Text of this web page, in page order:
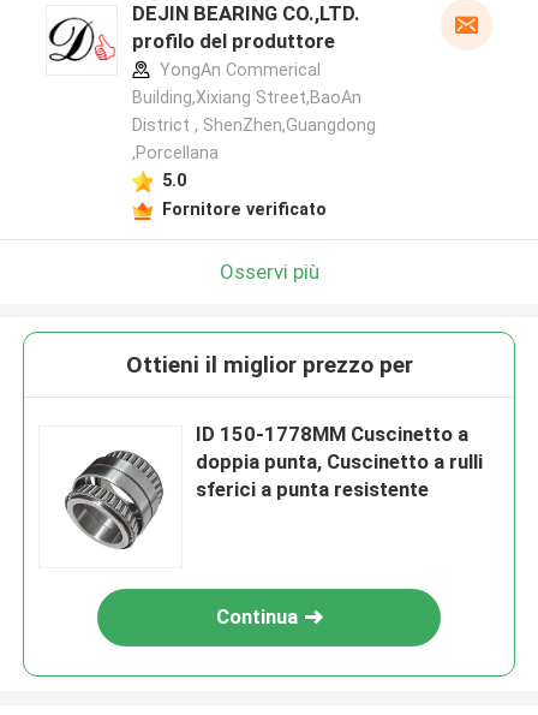
DEJIN BEARING CO.,LTD.
profilo del produttore
YongAn Commerical
Building,Xixiang Street,BaoAn
District , ShenZhen,Guangdong
,Porcellana
5.0
Fornitore verificato
Osservi più
Ottieni il miglior prezzo per
ID 150-1778MM Cuscinetto a
doppia punta, Cuscinetto a rulli
sferici a punta resistente
Continua